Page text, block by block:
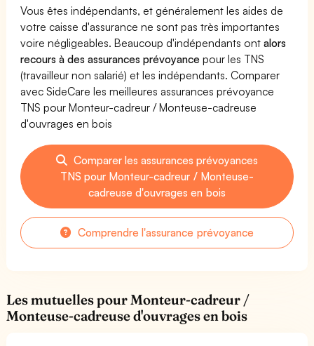
Vous êtes indépendants, et généralement les aides de
votre caisse d'assurance ne sont pas très importantes
voire négligeables. Beaucoup d'indépendants ontalors
recours à des assurances prévoyance pour les TNS
(travailleur non salarié) et les indépendants. Comparer
avec SideCare les meilleures assurances prévoyance
TNS pour Monteur-cadreur / Monteuse-cadreuse
d'ouvrages en bois
Comparer les assurances prévoyances
TNS pour Monteur-cadreur / Monteuse-
cadreuse d'ouvrages en bois
Comprendre l'assurance prévoyance
Les mutuelles pour Monteur-cadreur /
Monteuse-cadreuse d'ouvrages en bois